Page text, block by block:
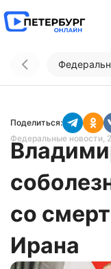
Поделиться:
Федеральные новости,
со
Ирана